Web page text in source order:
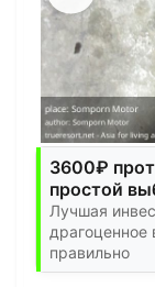
3600₽
простой
Лучшая
драгоценное
правильно